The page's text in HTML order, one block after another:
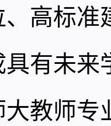
高标
有未
教师